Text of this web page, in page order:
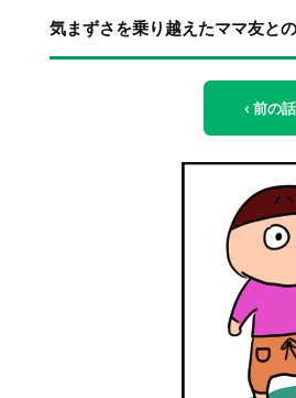
気まずさを乗り越えたママ友と
‹ 前の話